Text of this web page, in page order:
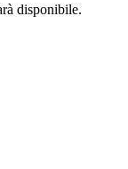
disponibile.